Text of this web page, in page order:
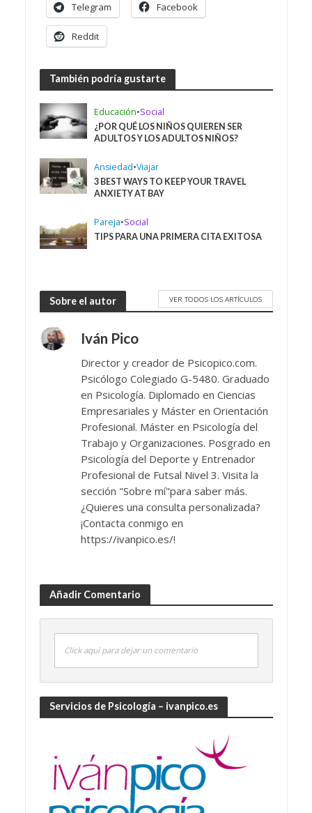
Telegram Facebook
Reddit
También podría gustarte
Educación•Social
¿POR QUÉ LOS NIÑOS QUIEREN SER
ADULTOS Y LOS ADULTOS NIÑOS?
Ansiedad•Viajar
3 BEST WAYS TO KEEP YOUR TRAVEL
ANXIETY AT BAY
Pareja•Social
TIPS PARA UNA PRIMERA CITA EXITOSA
Sobre el autor VER TODOS LOS ARTÍCULOS
Iván Pico
Director y creador de Psicopico.com.
Psicólogo Colegiado G-5480. Graduado
en Psicología. Diplomado en Ciencias
Empresariales y Máster en Orientación
Profesional. Máster en Psicología del
Trabajo y Organizaciones. Posgrado en
Psicología del Deporte y Entrenador
Profesional de Futsal Nivel 3. Visita la
sección "Sobre mí"para saber más.
¿Quieres una consulta personalizada?
¡Contacta conmigo en
https://ivanpico.es/!
Añadir Comentario
Click aquí para dejar un comentario
Servicios de Psicología – ivanpico.es